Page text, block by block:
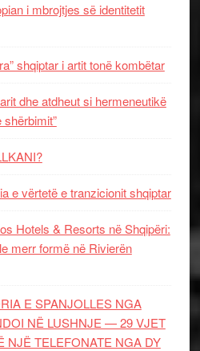
i mbrojtjes së identitetit
shqiptar i artit tonë kombëtar
dhe atdheut si hermeneutikë
e vërtetë e tranzicionit shqiptar
Hotels & Resorts në Shqipëri:
merr formë në Rivierën
E SPANJOLLES NGA
NË LUSHNJE — 29 VJET
NJË TELEFONATE NGA DY